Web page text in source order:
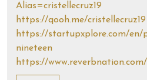
Alias=cristellecruz19
https://qooh.me/cristellecruz19
https://startupxplore.com/en/
nineteen
https://